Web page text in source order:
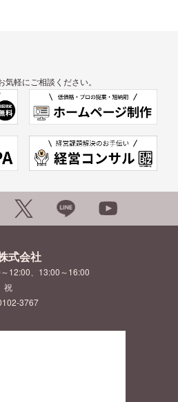
軽にご相談ください。
式会社
12:00、13:00～16:00
祝
3767